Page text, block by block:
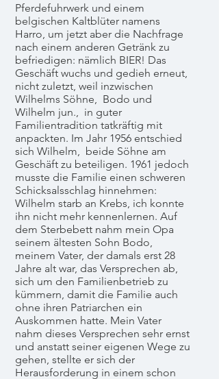
Pferdefuhrwerk und einem
belgischen Kaltblüter namens
Harro, um jetzt aber die Nachfrage
nach einem anderen Getränk zu
befriedigen: nämlich BIER! Das
Geschäft wuchs und gedieh erneut,
nicht zuletzt, weil inzwischen
Wilhelms Söhne, Bodo und
Wilhelm jun., in guter
Familientradition tatkräftig mit
anpackten. Im Jahr 1956 entschied
sich Wilhelm, beide Söhne am
Geschäft zu beteiligen. 1961 jedoch
musste die Familie einen schweren
Schicksalsschlag hinnehmen:
Wilhelm starb an Krebs, ich konnte
ihn nicht mehr kennenlernen. Auf
dem Sterbebett nahm mein Opa
seinem ältesten Sohn Bodo,
meinem Vater, der damals erst 28
Jahre alt war, das Versprechen ab,
sich um den Familienbetrieb zu
kümmern, damit die Familie auch
ohne ihren Patriarchen ein
Auskommen hatte. Mein Vater
nahm dieses Versprechen sehr ernst
und anstatt seiner eigenen Wege zu
gehen, stellte er sich der
Herausforderung in einem schon